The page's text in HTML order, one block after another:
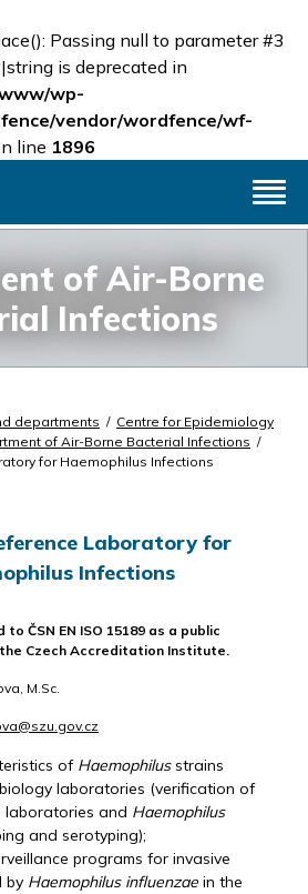
Passing null to parameter #3
is deprecated in
wp-
vendor/wordfence/wf-
line 1896
of Air-Borne
Infections
departments / Centre for Epidemiology
of Air-Borne Bacterial Infections /
for Haemophilus Infections
Laboratory for
Infections
ČSN EN ISO 15189 as a public
Czech Accreditation Institute.
M.Sc.
of Haemophilusstrains
laboratories (verification of
laboratories and Haemophilus
and serotyping);
programs for invasive
by Haemophilus influenzae in the